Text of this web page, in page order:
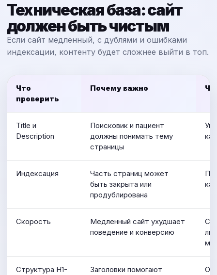
Техническая база: сайт
должен быть чистым
Если сайт медленный, с дублями и ошибками
индексации, контенту будет сложнее выйти в топ.
Что
проверить
Почему важно
Title и
Description
Поисковик и пациент
должны понимать тему
страницы
Индексация
Часть страниц может
быть закрыта или
продублирована
Скорость
Медленный сайт ухудшает
поведение и конверсию
Структура H1-
Заголовки помогают